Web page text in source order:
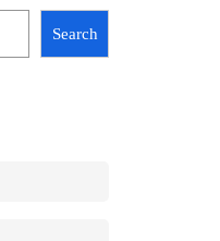
Search